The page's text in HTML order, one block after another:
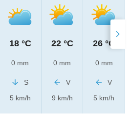
18 °C
0 mm
S
5 km/h
22 °C
0 mm
V
9 km/h
26 °C
0 mm
V
5 km/h